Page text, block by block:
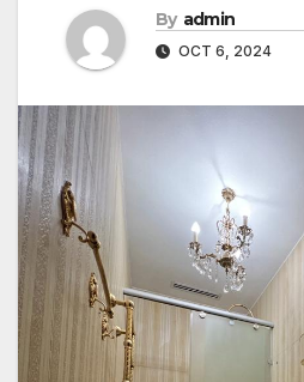
By admin
OCT 6, 2024